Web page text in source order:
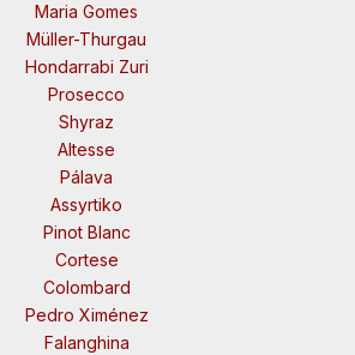
Maria Gomes
Müller-Thurgau
Hondarrabi Zuri
Prosecco
Shyraz
Altesse
Pálava
Assyrtiko
Pinot Blanc
Cortese
Colombard
Pedro Ximénez
Falanghina